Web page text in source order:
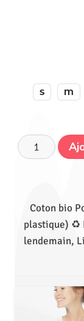
S M
Coton bio
plastique) ♻
lendemain,